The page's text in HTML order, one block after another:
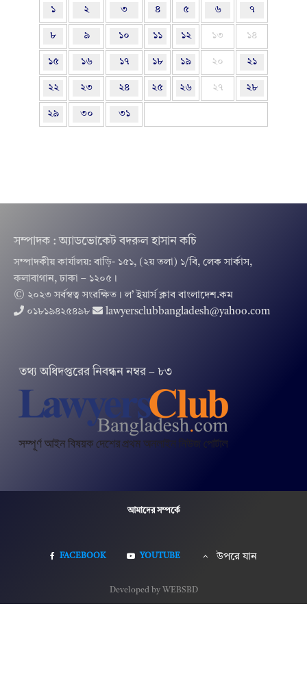
১ ২ ৩ ৪ ৫ ৬ ৭
৮ ৯ ১০ ১১ ১২ ১৩ ১৪
১৫ ১৬ ১৭ ১৮ ১৯ ২০ ২১
২২ ২৩ ২৪ ২৫ ২৬ ২৭ ২৮
২৯ ৩০ ৩১
সম্পাদক : অ্যাডভোকেট বদরুল হাসান কচি
সম্পাদকীয় কার্যালয়: বাড়ি- ১৫১, (২য় তলা) ১/বি, লেক সার্কাস,
কলাবাগান, ঢাকা – ১২০৫।
© ২০২৩ সর্বস্বত্ব সংরক্ষিত । ল’ ইয়ার্স ক্লাব বাংলাদেশ.কম
০১৮১৯৪২৫৪৯৮
lawyersclubbangladesh@yahoo.com
তথ‌্য অ‌ধিদপ্ত‌রের নিবন্ধন নম্বর – ৮৩
আমাদের সম্পর্কে
FACEBOOK YOUTUBE উপরে যান
Developed by WEBSBD